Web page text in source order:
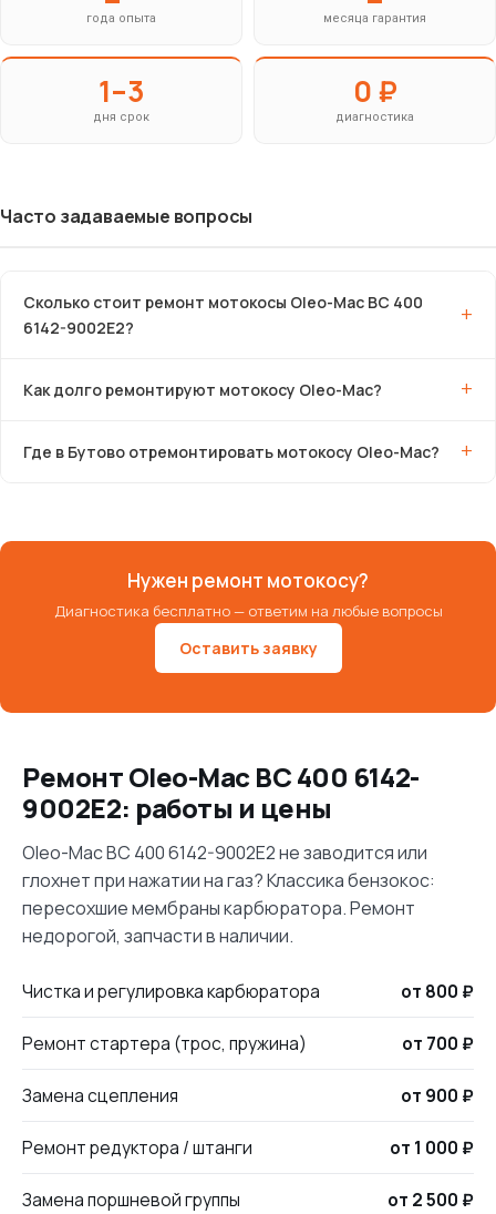
года опыта месяца гарантия
1–3
дня срок
0 ₽
диагностика
Часто задаваемые вопросы
Сколько стоит ремонт мотокосы Oleo-Mac BC 400
6142-9002E2?
Как долго ремонтируют мотокосу Oleo-Mac?
Где в Бутово отремонтировать мотокосу Oleo-Mac?
Нужен ремонт мотокосу?
Диагностика бесплатно — ответим на любые вопросы
Оставить заявку
Ремонт Oleo-Mac BC 400 6142-
9002E2: работы и цены
Oleo-Mac BC 400 6142-9002E2 не заводится или
глохнет при нажатии на газ? Классика бензокос:
пересохшие мембраны карбюратора. Ремонт
недорогой, запчасти в наличии.
Чистка и регулировка карбюратора от 800 ₽
Ремонт стартера (трос, пружина) от 700 ₽
Замена сцепления от 900 ₽
Ремонт редуктора / штанги от 1 000 ₽
Замена поршневой группы от 2 500 ₽